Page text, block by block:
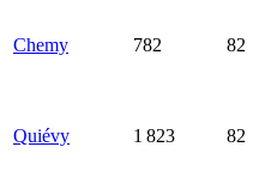
Chemy 782 82
Quiévy 1 823 82